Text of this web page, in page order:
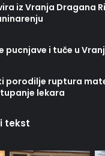
iz Vranja Dragana
pucnjave i tuče u
porodilje ruptura
lekara
tekst